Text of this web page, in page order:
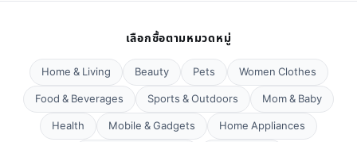
เลือกซื้อตามหมวดหมู่
Home & Living Beauty Pets
Women Clothes
Food & Beverages
Sports & Outdoors
Mom & Baby
Health
Mobile & Gadgets
Home Appliances